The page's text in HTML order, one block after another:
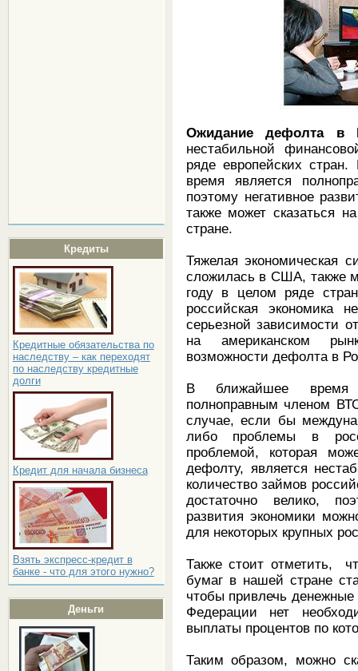
Кредиты
Кредитные обязательства по
наследству – как переходят
по наследству кредитные
долги
Кредит для начала бизнеса
Взять экспресс-кредит в
банке - что для этого нужно?
Деньги
Ожидание дефолта в
нестабильной
ряде европейских
время является
поэтому негативное
также может сказаться
стране.
Тяжелая экономическая
сложилась в США, также
году в целом ряде
российская экономика
серьезной зависимости
на американском
возможности дефолта в
В ближайшее время
полноправным членом
случае, если бы
либо проблемы в
проблемой, которая
дефолту, является
количество займов
достаточно велико,
развития экономики
для некоторых крупных
Также стоит отметить,
бумаг в нашей стране
чтобы привлечь денежные
Федерации нет
выплаты процентов по
Таким образом, можно